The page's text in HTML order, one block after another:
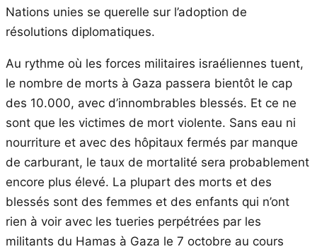
Nations unies se querelle sur l’adoption de
résolutions diplomatiques.
Au rythme où les forces militaires israéliennes tuent,
le nombre de morts à Gaza passera bientôt le cap
des 10.000, avec d’innombrables blessés. Et ce ne
sont que les victimes de mort violente. Sans eau ni
nourriture et avec des hôpitaux fermés par manque
de carburant, le taux de mortalité sera probablement
encore plus élevé. La plupart des morts et des
blessés sont des femmes et des enfants qui n’ont
rien à voir avec les tueries perpétrées par les
militants du Hamas à Gaza le 7 octobre au cours